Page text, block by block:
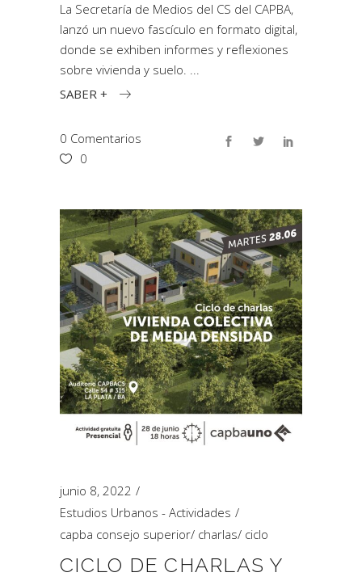
La Secretaría de Medios del CS del CAPBA,
lanzó un nuevo fascículo en formato digital,
donde se exhiben informes y reflexiones
sobre vivienda y suelo.
SABER +
0 Comentarios
0
junio 8, 2022
Estudios Urbanos - Actividades
capba consejo superior/ charlas/ ciclo
CICLO DE CHARLAS Y